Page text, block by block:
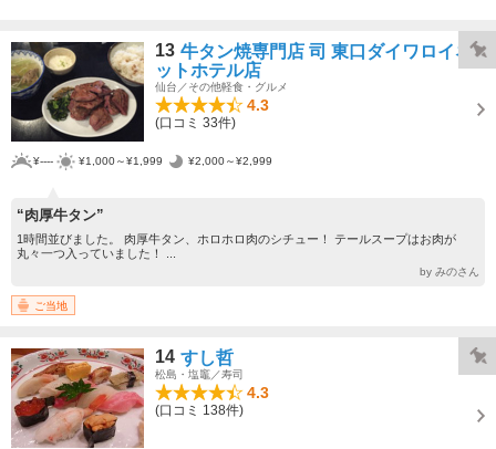
13 牛タン焼専門店 司 東口ダイワロイネ
ットホテル店
仙台／その他軽食・グルメ
4.3
(口コミ 33件)
¥---- ¥1,000～¥1,999 ¥2,000～¥2,999
“肉厚牛タン”
1時間並びました。 肉厚牛タン、ホロホロ肉のシチュー！ テールスープはお肉が
丸々一つ入っていました！ ...
by みのさん
ご当地
14 すし哲
松島・塩竈／寿司
4.3
(口コミ 138件)